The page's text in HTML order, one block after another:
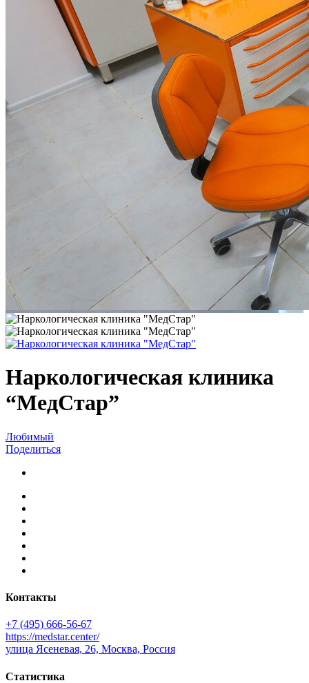
Наркологическая клиника
“МедСтар”
Любимый
Поделиться
Контакты
+7 (495) 666-56-67
https://medstar.center/
улица Ясеневая, 26, Москва, Россия
Статистика